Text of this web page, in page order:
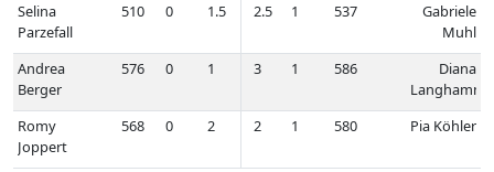
Selina
Parzefall
510 0 1.5 2.5 1 537
Gabriele
Muhl
Andrea
Berger
576 0 1 3 1 586
Diana
Romy
Joppert
568 0 2 2 1 580 Pia Köhler